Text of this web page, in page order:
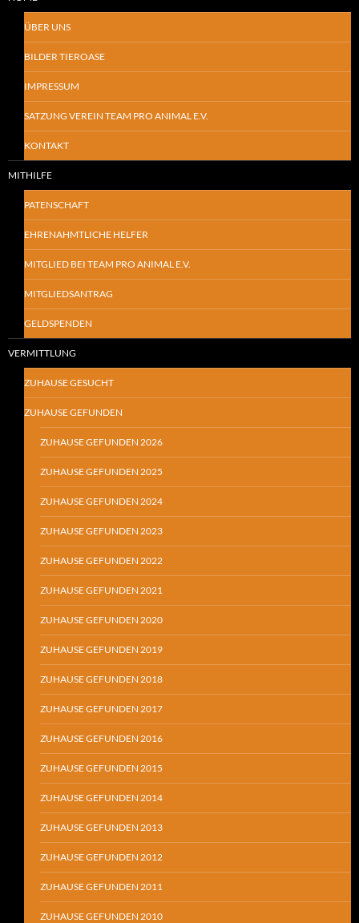
ÜBER UNS
BILDER TIEROASE
IMPRESSUM
SATZUNG VEREIN TEAM PRO ANIMAL E.V.
KONTAKT
MITHILFE
PATENSCHAFT
EHRENAHMTLICHE HELFER
MITGLIED BEI TEAM PRO ANIMAL E.V.
MITGLIEDSANTRAG
GELDSPENDEN
VERMITTLUNG
ZUHAUSE GESUCHT
ZUHAUSE GEFUNDEN
ZUHAUSE GEFUNDEN 2026
ZUHAUSE GEFUNDEN 2025
ZUHAUSE GEFUNDEN 2024
ZUHAUSE GEFUNDEN 2023
ZUHAUSE GEFUNDEN 2022
ZUHAUSE GEFUNDEN 2021
ZUHAUSE GEFUNDEN 2020
ZUHAUSE GEFUNDEN 2019
ZUHAUSE GEFUNDEN 2018
ZUHAUSE GEFUNDEN 2017
ZUHAUSE GEFUNDEN 2016
ZUHAUSE GEFUNDEN 2015
ZUHAUSE GEFUNDEN 2014
ZUHAUSE GEFUNDEN 2013
ZUHAUSE GEFUNDEN 2012
ZUHAUSE GEFUNDEN 2011
ZUHAUSE GEFUNDEN 2010